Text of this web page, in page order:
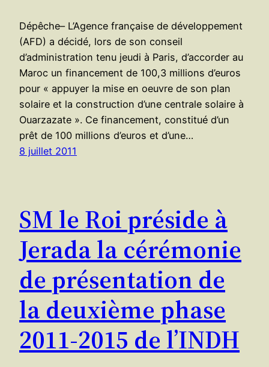
Dépêche– L’Agence française de développement
(AFD) a décidé, lors de son conseil
d’administration tenu jeudi à Paris, d’accorder au
Maroc un financement de 100,3 millions d’euros
pour « appuyer la mise en oeuvre de son plan
solaire et la construction d’une centrale solaire à
Ouarzazate ». Ce financement, constitué d’un
prêt de 100 millions d’euros et d’une…
8 juillet 2011
SM le Roi préside à
Jerada la cérémonie
de présentation de
la deuxième phase
2011-2015 de l’INDH